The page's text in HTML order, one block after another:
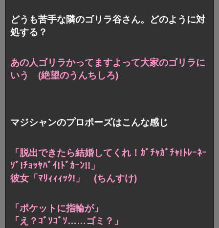
どうも苦手な隣のゴリラ谷さん。どのように対
処する？
あの人ゴリラかってますよって大家のゴリラに
いう (絶望のうんちしろ)
マジシャンのプロポーズはこんな感じ
「脱出できたら結婚してくれ！ｶﾞﾁｬｶﾞﾁｬ!ﾄﾚｰﾈｰ
ｿﾞ!ﾁｮｯﾔﾊﾞｲ!ﾄﾞｶｰﾝ!!」
彼女「ﾏﾘｨｨｨｯｸ!」 (ちんすけ)
「ポケットに指輪が」
「え？ｺﾞｿｺﾞｿ……ゴミ？」